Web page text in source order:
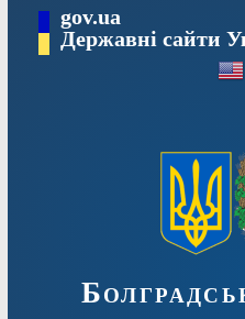
Перейтиgov.ua
Державні сайти